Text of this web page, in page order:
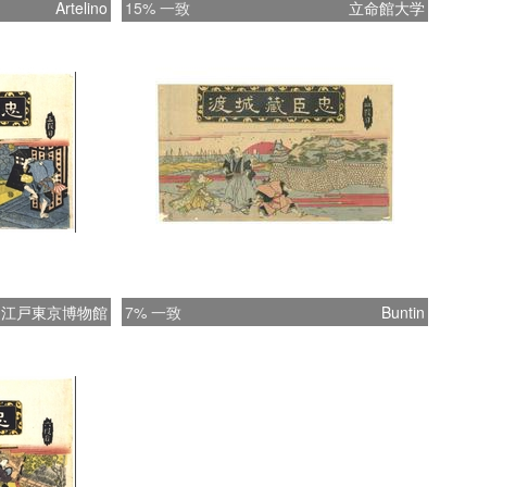
Artelino 15% 一致 立命館大学
江戸東京博物館 7% 一致 Buntin